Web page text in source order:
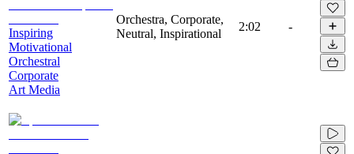
Inspiring
Motivational
Orchestral
Corporate
Art Media
Orchestra, Corporate,
Neutral, Inspirational
2:02 -